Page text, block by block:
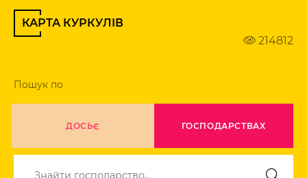
КАРТА КУРКУЛІВ
214812
Пошук по
ГОСПОДАРСТВАХ
ДОСЬЄ